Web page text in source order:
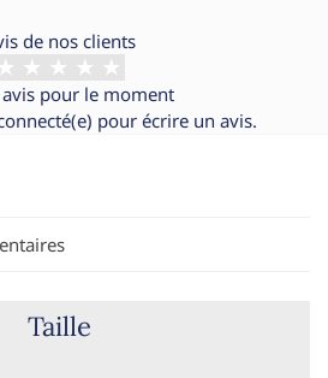
de nos clients
pour le moment
pour écrire un avis.
Taille